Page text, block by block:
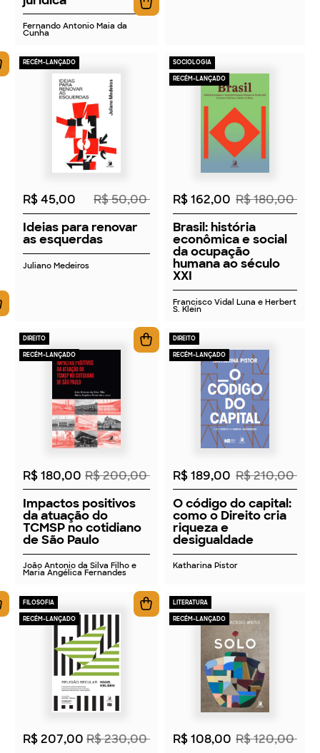
Fernando Antonio Maia da
Cunha
RECÉM-LANÇADO
2026
R$ 45,00
R$ 50,00
Ideias para renovar
as esquerdas
Juliano Medeiros
SOCIOLOGIA
RECÉM-LANÇADO
2026
R$ 162,00 R$ 180,00
Brasil: história
econômica e social
da ocupação
humana ao século
XXI
Francisco Vidal Luna e Herbert
S. Klein
DIREITO
RECÉM-LANÇADO
2026
R$ 180,00 R$ 200,00
Impactos positivos
da atuação do
TCMSP no cotidiano
de São Paulo
João Antonio da Silva Filho e
Maria Angélica Fernandes
DIREITO
RECÉM-LANÇADO
2026
R$ 189,00 R$ 210,00
O código do capital:
como o Direito cria
riqueza e
desigualdade
Katharina Pistor
FILOSOFIA
RECÉM-LANÇADO
2026
R$ 207,00 R$ 230,00
LITERATURA
RECÉM-LANÇADO
2026
R$ 108,00 R$ 120,00